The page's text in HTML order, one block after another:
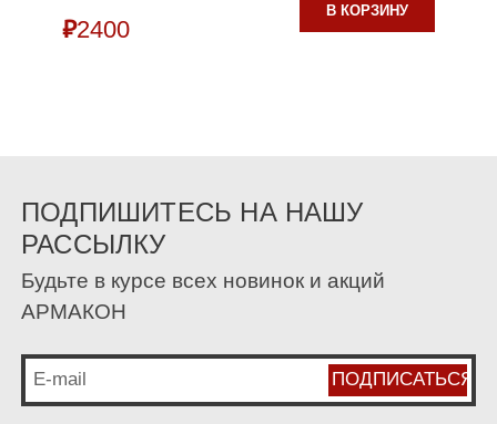
₽2400
В КОРЗИНУ
ПОДПИШИТЕСЬ НА НАШУ
РАССЫЛКУ
Будьте в курсе всех новинок и акций
АРМАКОН